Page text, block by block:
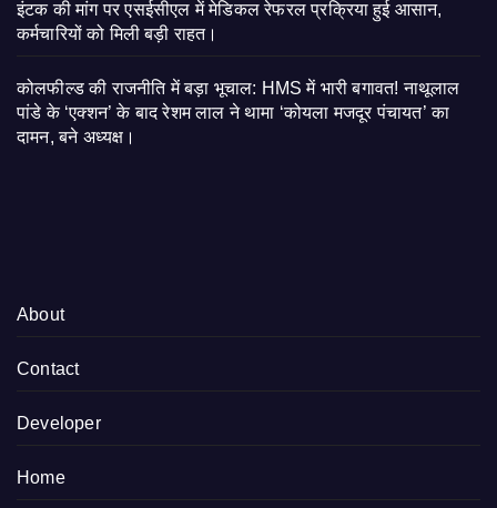
इंटक की मांग पर एसईसीएल में मेडिकल रेफरल प्रक्रिया हुई आसान,
कर्मचारियों को मिली बड़ी राहत।
कोलफील्ड की राजनीति में बड़ा भूचाल: HMS में भारी बगावत! नाथूलाल
पांडे के ‘एक्शन’ के बाद रेशम लाल ने थामा ‘कोयला मजदूर पंचायत’ का
दामन, बने अध्यक्ष।
About
Contact
Developer
Home